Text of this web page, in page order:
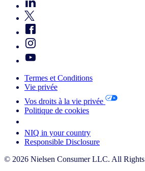
Termes et Conditions
Vie privée
Vos droits à la vie privée
Politique de cookies
NIQ in your country
Responsible Disclosure
© 2026 Nielsen Consumer LLC. All Rights